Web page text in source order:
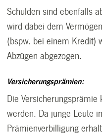
Schulden sind ebenfalls
wird dabei dem
(bspw. bei einem Kredit)
Abzügen abgezogen.
Versicherungsprämien:
Die Versicherungsprämie
werden. Da junge Leute
Prämienverbilligung